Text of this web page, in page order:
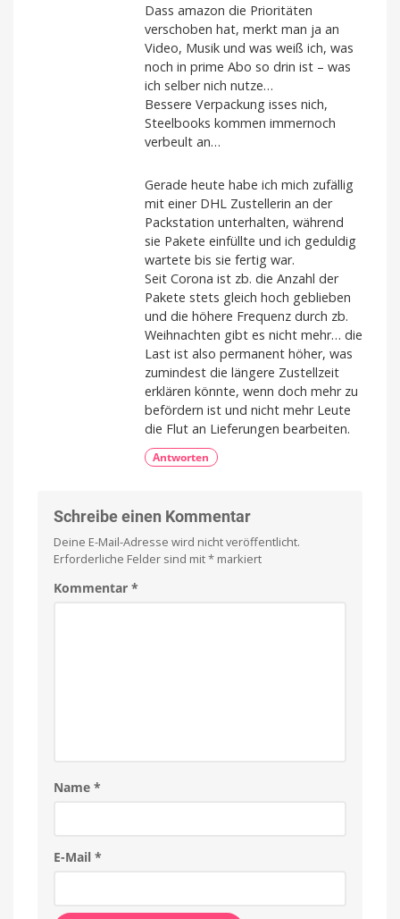
Dass amazon die Prioritäten
verschoben hat, merkt man ja an
Video, Musik und was weiß ich, was
noch in prime Abo so drin ist – was
ich selber nich nutze…
Bessere Verpackung isses nich,
Steelbooks kommen immernoch
verbeult an…
Gerade heute habe ich mich zufällig
mit einer DHL Zustellerin an der
Packstation unterhalten, während
sie Pakete einfüllte und ich geduldig
wartete bis sie fertig war.
Seit Corona ist zb. die Anzahl der
Pakete stets gleich hoch geblieben
und die höhere Frequenz durch zb.
Weihnachten gibt es nicht mehr… die
Last ist also permanent höher, was
zumindest die längere Zustellzeit
erklären könnte, wenn doch mehr zu
befördern ist und nicht mehr Leute
die Flut an Lieferungen bearbeiten.
Antworten
Schreibe einen Kommentar
Deine E-Mail-Adresse wird nicht veröffentlicht.
Erforderliche Felder sind mit* markiert
Kommentar *
Name *
E-Mail *